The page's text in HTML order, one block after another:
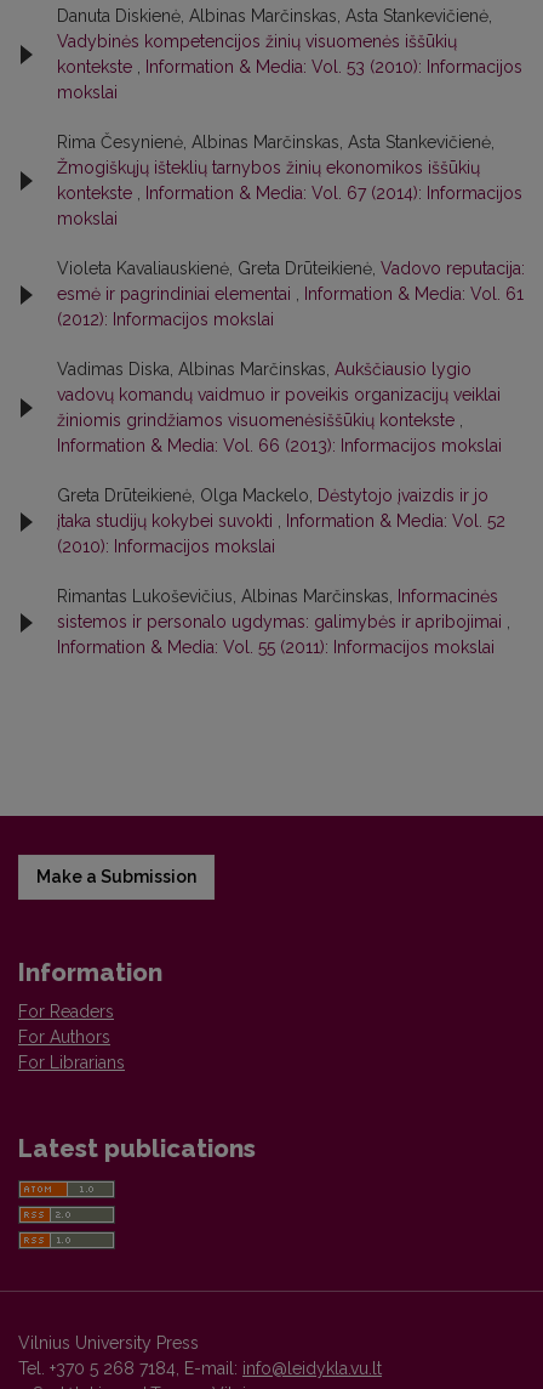
Danuta Diskienė, Albinas Marčinskas, Asta Stankevičienė,
Vadybinės kompetencijos žinių visuomenės iššūkių
kontekste
Information & Media: Vol. 53 (2010): Informacijos
mokslai
Rima Česynienė, Albinas Marčinskas, Asta Stankevičienė,
Žmogiškųjų išteklių tarnybos žinių ekonomikos iššūkių
kontekste
Information & Media: Vol. 67 (2014): Informacijos
mokslai
Violeta Kavaliauskienė, Greta Drūteikienė, Vadovo reputacija:
esmė ir pagrindiniai elementai
Information & Media: Vol. 61
(2012): Informacijos mokslai
Vadimas Diska, Albinas Marčinskas, Aukščiausio lygio
vadovų komandų vaidmuo ir poveikis organizacijų veiklai
žiniomis grindžiamos visuomenėsiššūkių kontekste
Information & Media: Vol. 66 (2013): Informacijos mokslai
Greta Drūteikienė, Olga Mackelo,
Dėstytojo įvaizdis ir jo
įtaka studijų kokybei suvokti
Information & Media: Vol. 52
(2010): Informacijos mokslai
Rimantas Lukoševičius, Albinas Marčinskas,
Informacinės
sistemos ir personalo ugdymas: galimybės ir apribojimai
Information & Media: Vol. 55 (2011): Informacijos mokslai
Make a Submission
Information
For Readers
For Authors
For Librarians
Latest publications
Vilnius University Press
Tel. +370 5 268 7184, E-mail: info@leidykla.vu.lt